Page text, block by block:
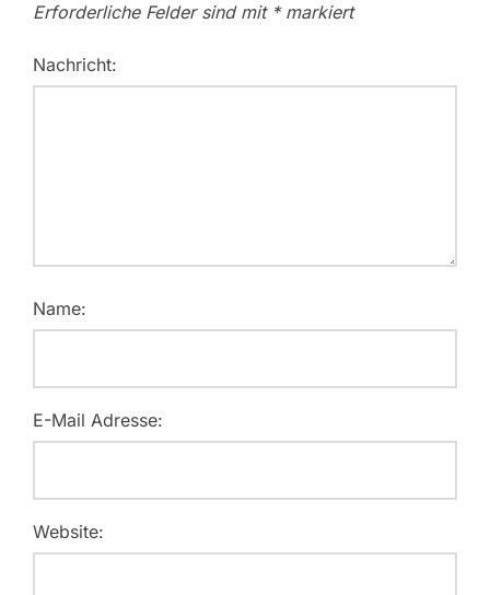
Erforderliche Felder sind mit *markiert
Nachricht:
Name:
E-Mail Adresse:
Website: